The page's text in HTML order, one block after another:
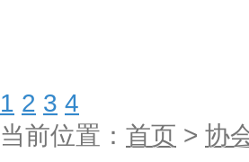
1 2 3 4
当前位置： 首页 > 协